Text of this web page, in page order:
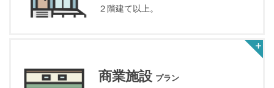
２階建て以上。
商業施設 プラン